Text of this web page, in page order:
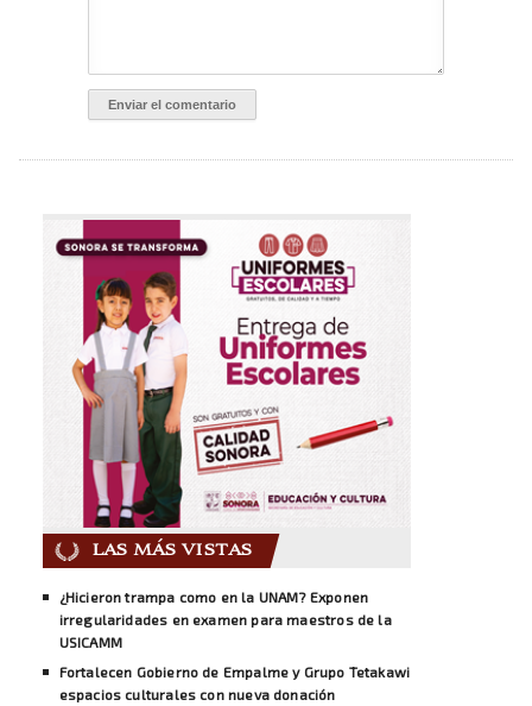
LAS MÁS VISTAS
¿Hicieron trampa como en la UNAM? Exponen
irregularidades en examen para maestros de la
USICAMM
Fortalecen Gobierno de Empalme y Grupo Tetakawi
espacios culturales con nueva donación